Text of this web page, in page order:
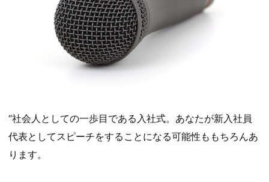
“社会人としての一歩目である入社式。あなたが新入社員
代表としてスピーチをすることになる可能性ももちろんあ
ります。